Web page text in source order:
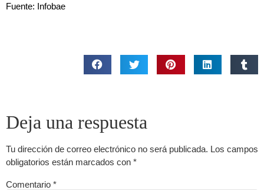
Fuente: Infobae
Deja una respuesta
Tu dirección de correo electrónico no será publicada. Los campos
obligatorios están marcados con *
Comentario *